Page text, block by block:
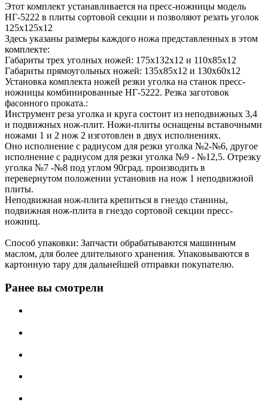
Этот комплект устанавливается на пресс-ножницы модель
НГ-5222 в плиты сортовой секции и позволяют резать уголок
125х125х12
Здесь указаны размеры каждого ножа представленных в этом
комплекте:
Габариты трех уголных ножей: 175х132х12 и 110х85х12
Габариты прямоугольных ножей: 135х85х12 и 130х60х12
Установка комплекта ножей резки уголка на станок пресс-
ножницы комбинированные НГ-5222. Резка заготовок
фасонного проката.:
Инструмент реза уголка и круга состоит из неподвижных 3,4
и подвижных нож-плит. Ножи-плиты оснащены вставочными
ножами 1 и 2 нож 2 изготовлен в двух исполнениях.
Оно исполнение с радиусом для резки уголка №2-№6, другое
исполнение с радиусом для резки уголка №9 - №12,5. Отрезку
уголка №7 -№8 под углом 90град. производить в
перевернутом положении установив на нож 1 неподвижной
плиты.
Неподвижная нож-плита крепиться в гнездо станины,
подвижная нож-плита в гнездо сортовой секции пресс-
ножниц.
Способ упаковки: Запчасти обрабатываются машинным
маслом, для более длительного хранения. Упаковываются в
картонную тару для дальнейшей отправки покупателю.
Ранее вы смотрели